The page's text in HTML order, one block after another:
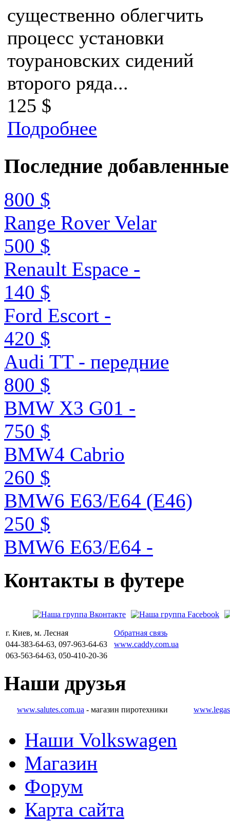
существенно облегчить
процесс установки
тоурановских сидений
второго ряда...
125 $
Подробнее
Последние добавленные
800 $
Range Rover Velar
500 $
Renault Espace -
140 $
Ford Escort -
420 $
Audi TT - передние
800 $
BMW X3 G01 -
750 $
BMW4 Cabrio
260 $
BMW6 E63/E64 (E46)
250 $
BMW6 E63/E64 -
Контакты в футере
г. Киев, м. Лесная
Обратная связь
044-383-64-63, 097-963-64-63
www.caddy.com.ua
063-563-64-63, 050-410-20-36
Наши друзья
www.salutes.com.ua - магазин пиротехники
Наши Volkswagen
Магазин
Форум
Карта сайта